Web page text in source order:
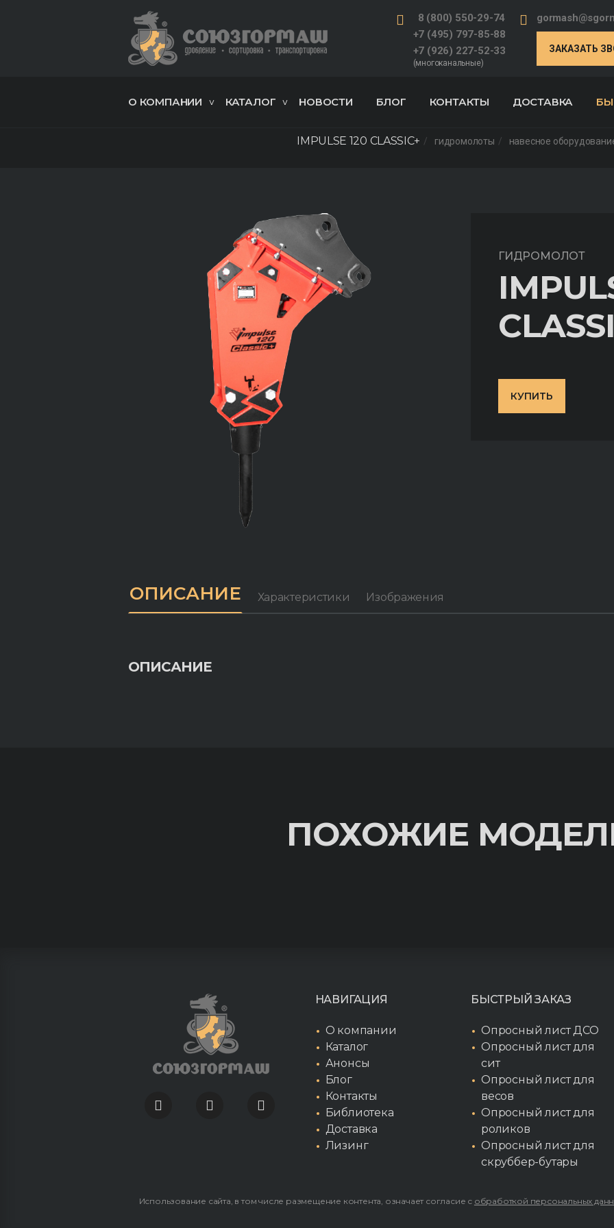
8 (800) 550-29-74
+7 (495) 797-85-88
+7 (926) 227-52-33
(многоканальные)
ЗАКАЗАТЬ
О КОМПАНИИ КАТАЛОГ НОВОСТИ БЛОГ КОНТАКТЫ ДОСТАВКА
навесное
гидромолоты
IMPULSE 120 CLASSIC+
ГИДРОМОЛОТ
КУПИТЬ
ОПИСАНИЕ Характеристики Изображения
ОПИСАНИЕ
ПОХОЖИЕ
НАВИГАЦИЯ
О компании
Каталог
Анонсы
Блог
Контакты
Библиотека
Доставка
Лизинг
БЫСТРЫЙ ЗАКАЗ
Опросный лист ДСО
Опросный лист для
сит
Опросный лист для
весов
Опросный лист для
роликов
Опросный лист для
скруббер-бутары
Использование сайта, в том числе размещение контента, означает согласие с обработкой персональных